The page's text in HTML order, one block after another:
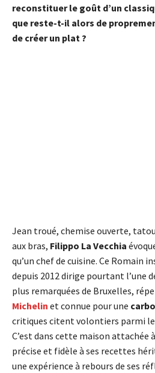
reconstituer le goût d’un
que reste-t-il alors de
de créer un plat ?
Jean troué, chemise ouverte,
aux bras, Filippo La Vecchia
qu’un chef de cuisine. Ce Romain
depuis 2012 dirige pourtant l’une
plus remarquées de Bruxelles,
Michelin et connue pour une
critiques citent volontiers parmi
C’est dans cette maison attachée
précise et fidèle à ses recettes
une expérience à rebours de ses